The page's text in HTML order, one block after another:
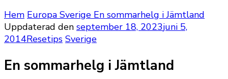
Hem Europa Sverige En sommarhelg i Jämtland
Uppdaterad den september 18, 2023juni 5,
2014Resetips Sverige
En sommarhelg i Jämtland